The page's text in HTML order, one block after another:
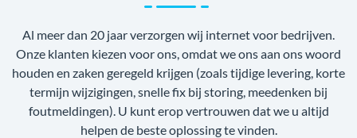
Al meer dan 20 jaar verzorgen wij internet voor bedrijven.
Onze klanten kiezen voor ons, omdat we ons aan ons woord
houden en zaken geregeld krijgen (zoals tijdige levering, korte
termijn wijzigingen, snelle fix bij storing, meedenken bij
foutmeldingen). U kunt erop vertrouwen dat we u altijd
helpen de beste oplossing te vinden.